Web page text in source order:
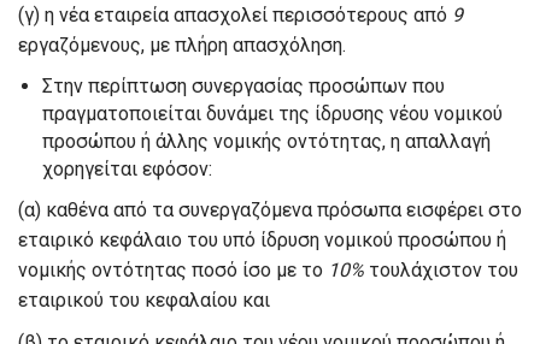
(γ) η νέα εταιρεία απασχολεί περισσότερους από 9
εργαζόμενους, με πλήρη απασχόληση.
Στην περίπτωση συνεργασίας προσώπων που
πραγματοποιείται δυνάμει της ίδρυσης νέου νομικού
προσώπου ή άλλης νομικής οντότητας, η απαλλαγή
χορηγείται εφόσον:
(α) καθένα από τα συνεργαζόμενα πρόσωπα εισφέρει στο
εταιρικό κεφάλαιο του υπό ίδρυση νομικού προσώπου ή
νομικής οντότητας ποσό ίσο με το 10% τουλάχιστον του
εταιρικού του κεφαλαίου και